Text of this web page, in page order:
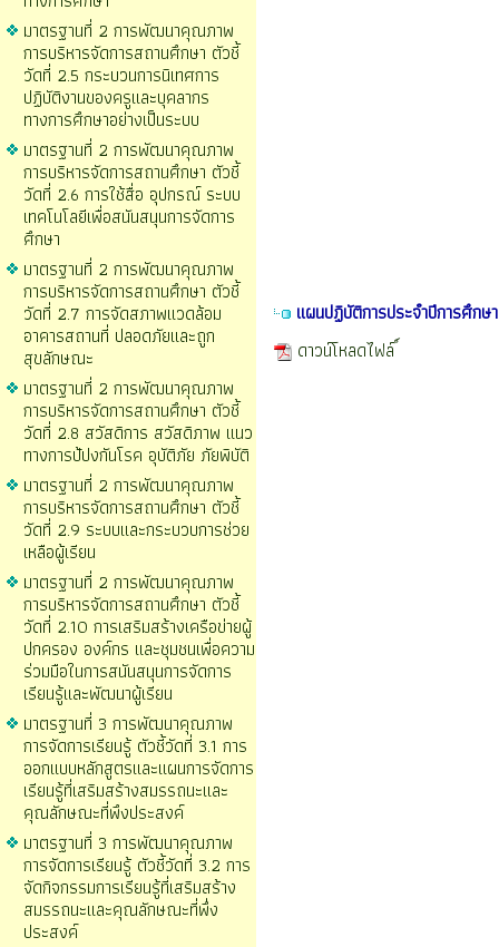
มาตรฐานที่ 2 การพัฒนาคุณภาพ
การบริหารจัดการสถานศึกษา ตัวชี้
วัดที่ 2.5 กระบวนการนิเทศการ
ปฏิบัติงานของครูและบุคลากร
ทางการศึกษาอย่างเป็นระบบ
มาตรฐานที่ 2 การพัฒนาคุณภาพ
การบริหารจัดการสถานศึกษา ตัวชี้
วัดที่ 2.6 การใช้สื่อ อุปกรณ์ ระบบ
เทคโนโลยีเพื่อสนันสนุนการจัดการ
ศึกษา
มาตรฐานที่ 2 การพัฒนาคุณภาพ
การบริหารจัดการสถานศึกษา ตัวชี้
วัดที่ 2.7 การจัดสภาพแวดล้อม
อาคารสถานที่ ปลอดภัยและถูก
สุขลักษณะ
มาตรฐานที่ 2 การพัฒนาคุณภาพ
การบริหารจัดการสถานศึกษา ตัวชี้
วัดที่ 2.8 สวัสดิการ สวัสดิภาพ แนว
ทางการป้ปงกันโรค อุบัติภัย ภัยพิบัติ
มาตรฐานที่ 2 การพัฒนาคุณภาพ
การบริหารจัดการสถานศึกษา ตัวชี้
วัดที่ 2.9 ระบบและกระบวบการช่วย
เหลือผู้เรียน
มาตรฐานที่ 2 การพัฒนาคุณภาพ
การบริหารจัดการสถานศึกษา ตัวชี้
วัดที่ 2.10 การเสริมสร้างเครือข่ายผู้
ปกครอง องค์กร และชุมชนเพื่อความ
ร่วมมือในการสนันสนุนการจัดการ
เรียนรู้และพัฒนาผู้เรียน
มาตรฐานที่ 3 การพัฒนาคุณภาพ
การจัดการเรียนรู้ ตัวชี้วัดที่ 3.1 การ
ออกแบบหลักสูตรและแผนการจัดการ
เรียนรู้ที่เสริมสร้างสมรรถนะและ
คุณลักษณะที่พึงประสงค์
มาตรฐานที่ 3 การพัฒนาคุณภาพ
การจัดการเรียนรู้ ตัวชี้วัดที่ 3.2 การ
จัดกิจกรรมการเรียนรู้ที่เสริมสร้าง
สมรรถนะและคุณลักษณะที่พึ่ง
ประสงค์
แผนปฏิบัติการประจำปีการศึกษ
ดาวน์โหลดไฟล์